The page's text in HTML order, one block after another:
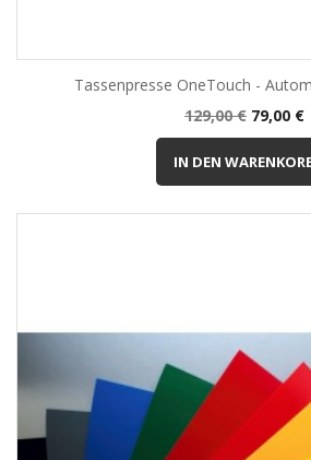
Tassenpresse OneTouch -
Normalpreis
129,00 € Preis
79,00 €
IN DEN